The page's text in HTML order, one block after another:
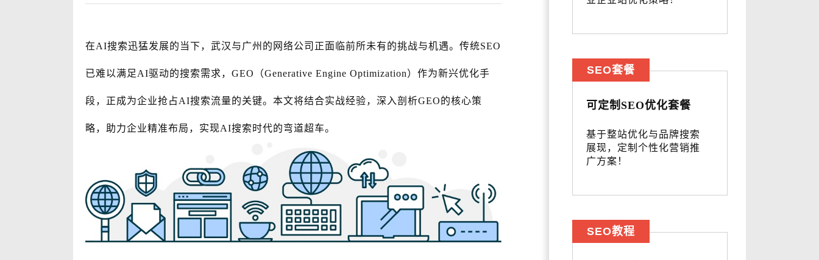
在AI搜索迅猛发展的当下，武汉与广州的网络公司正面临前所未有的挑战与机遇。传统SEO
已难以满足AI驱动的搜索需求，GEO（Generative Engine Optimization）作为新兴优化手
段，正成为企业抢占AI搜索流量的关键。本文将结合实战经验，深入剖析GEO的核心策
略，助力企业精准布局，实现AI搜索时代的弯道超车。
可定制SEO优化套餐
基于整站优化与品牌搜索
展现，定制个性化营销推
广方案！
SEO套餐
SEO教程